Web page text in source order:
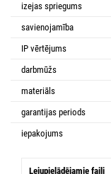
izejas spriegums
savienojamība
IP vērtējums
darbmūžs
materiāls
garantijas periods
iepakojums
Lejupielādējamie faili